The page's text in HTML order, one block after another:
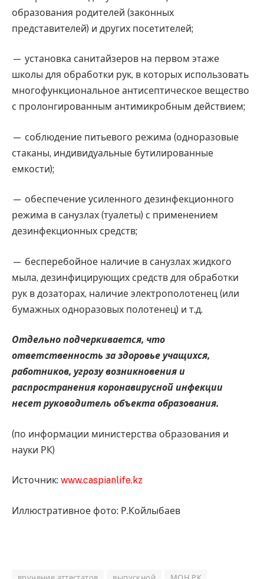
образования родителей (законных
представителей) и других посетителей;
— установка санитайзеров на первом этаже
школы для обработки рук, в которых использовать
многофункциональное антисептическое вещество
с пролонгированным антимикробным действием;
— соблюдение питьевого режима (одноразовые
стаканы, индивидуальные бутилированные
емкости);
— обеспечение усиленного дезинфекционного
режима в санузлах (туалеты) с применением
дезинфекционных средств;
— бесперебойное наличие в санузлах жидкого
мыла, дезинфицирующих средств для обработки
рук в дозаторах, наличие электрополотенец (или
бумажных одноразовых полотенец) и т.д.
Отдельно подчеркивается, что
ответственность за здоровье учащихся,
работников, угрозу возникновения и
распространения коронавирусной инфекции
несет руководитель объекта образования.
(по информации министерства образования и
науки РК)
Источник: www.caspianlife.kz
Иллюстративное фото: Р.Койлыбаев